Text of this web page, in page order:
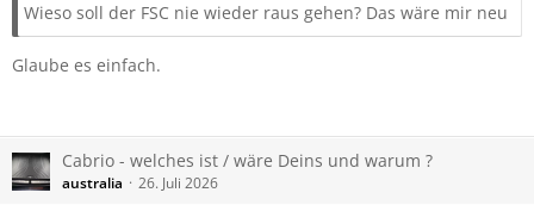
Wieso soll der FSC nie wieder raus gehen? Das wäre mir neu
Glaube es einfach.
Cabrio - welches ist / wäre Deins und warum ?
australia 26. Juli 2026